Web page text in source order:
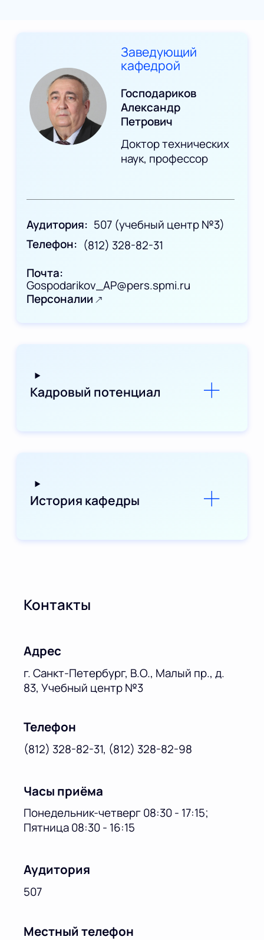
Заведующий
кафедрой
Господариков
Александр
Петрович
Доктор технических
наук, профессор
Аудитория
507 (учебный центр №3)
Телефон
(812) 328-82-31
Почта
Gospodarikov_AP@pers.spmi.ru
Персоналии
Кадровый потенциал
История кафедры
Контакты
Адрес
г. Санкт-Петербург, В.О., Малый пр., д.
83, Учебный центр №3
Телефон
(812) 328-82-31, (812) 328-82-98
Часы приёма
Понедельник-четверг 08:30 - 17:15;
Пятница 08:30 - 16:15
Аудитория
507
Местный телефон